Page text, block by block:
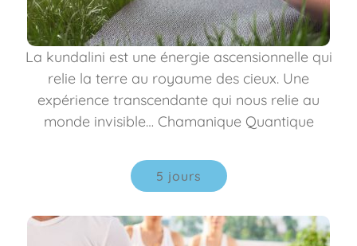
La kundalini est une énergie ascensionnelle qui
relie la terre au royaume des cieux. Une
expérience transcendante qui nous relie au
monde invisible… Chamanique Quantique
5 jours